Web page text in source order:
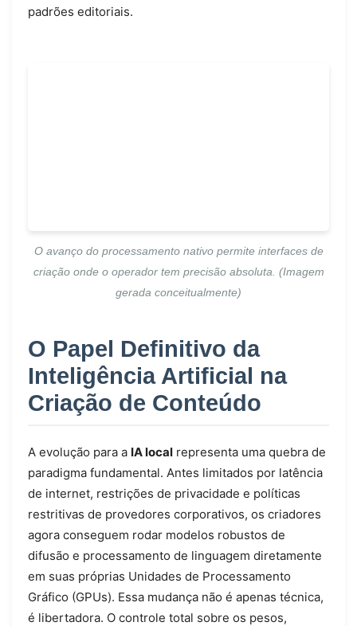
padrões editoriais.
O avanço do processamento nativo permite interfaces de
criação onde o operador tem precisão absoluta. (Imagem
gerada conceitualmente)
O Papel Definitivo da
Inteligência Artificial na
Criação de Conteúdo
A evolução para a IA local representa uma quebra de
paradigma fundamental. Antes limitados por latência
de internet, restrições de privacidade e políticas
restritivas de provedores corporativos, os criadores
agora conseguem rodar modelos robustos de
difusão e processamento de linguagem diretamente
em suas próprias Unidades de Processamento
Gráfico (GPUs). Essa mudança não é apenas técnica,
é libertadora. O controle total sobre os pesos,